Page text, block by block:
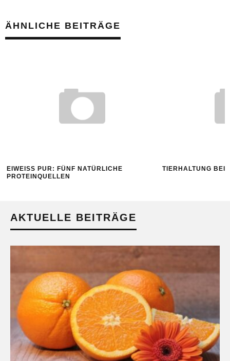
ÄHNLICHE BEITRÄGE
EIWEISS PUR: FÜNF NATÜRLICHE P
ROTEINQUELLEN
TIERHALTUNG BEI
AKTUELLE BEITRÄGE